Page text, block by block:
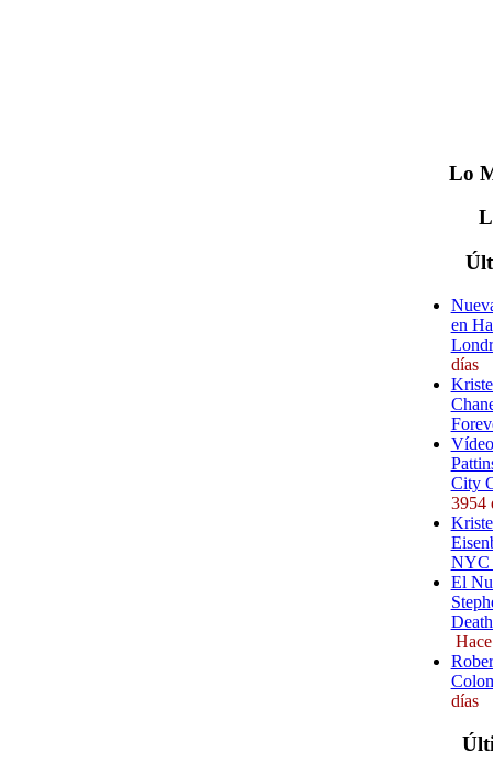
Lo
en
días
City
3954
NYC
El
días